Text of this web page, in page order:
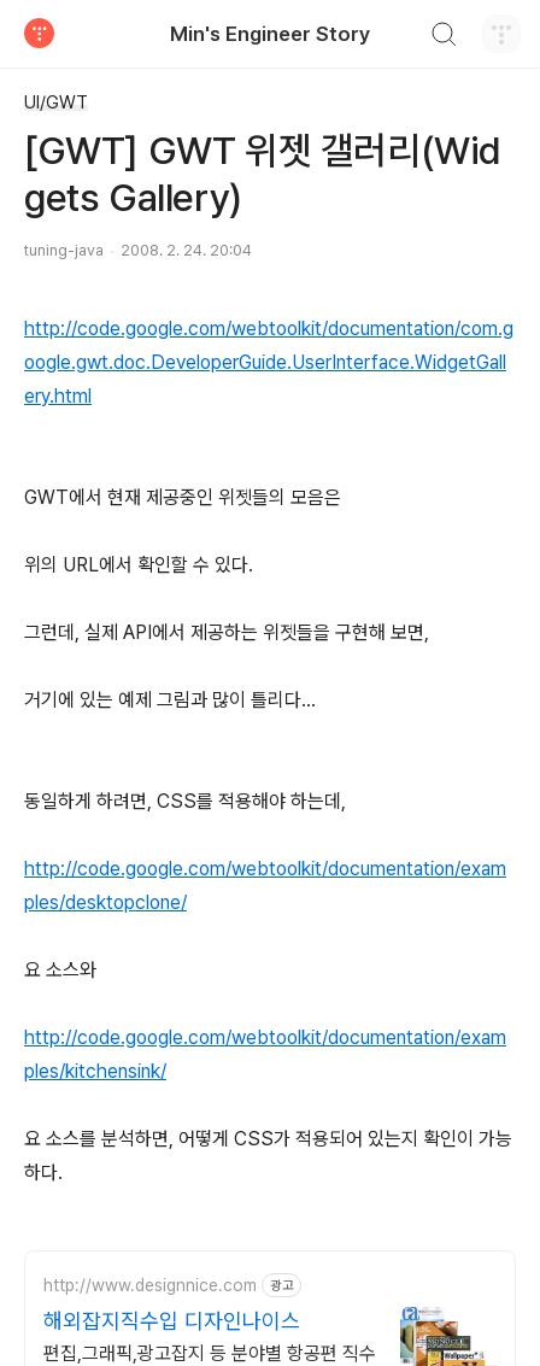
Min's Engineer Story
UI/GWT
[GWT] GWT 위젯 갤러리(Wid
gets Gallery)
tuning-java 2008. 2. 24. 20:04
http://code.google.com/webtoolkit/documentation/com.g
oogle.gwt.doc.DeveloperGuide.UserInterface.WidgetGall
ery.html
GWT에서 현재 제공중인 위젯들의 모음은
위의 URL에서 확인할 수 있다.
그런데, 실제 API에서 제공하는 위젯들을 구현해 보면,
거기에 있는 예제 그림과 많이 틀리다...
동일하게 하려면, CSS를 적용해야 하는데,
http://code.google.com/webtoolkit/documentation/exam
ples/desktopclone/
요 소스와
http://code.google.com/webtoolkit/documentation/exam
ples/kitchensink/
요 소스를 분석하면, 어떻게 CSS가 적용되어 있는지 확인이 가능
하다.
http://www.designnice.com 광고
해외잡지직수입 디자인나이스
편집,그래픽,광고잡지 등 분야별 항공편 직수